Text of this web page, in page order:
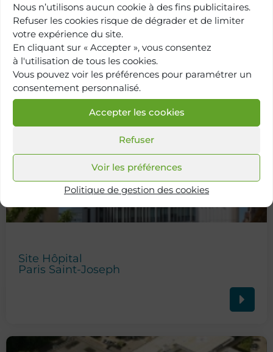
Nous n’utilisons aucun cookie à des fins publicitaires.
Refuser les cookies risque de dégrader et de limiter
votre expérience du site.
En cliquant sur « Accepter », vous consentez
à l'utilisation de tous les cookies.
Vous pouvez voir les préférences pour paramétrer un
consentement personnalisé.
Accepter les cookies
Refuser
Voir les préférences
Politique de gestion des cookies
Retour à
l'annuaire
Site Hôpital
Paris Saint-Joseph